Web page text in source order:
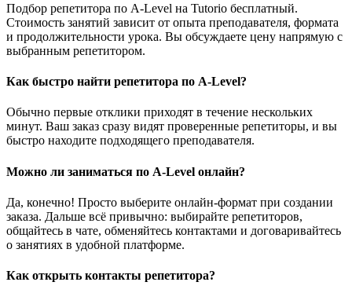
Подбор репетитора по A-Level на Tutorio бесплатный.
Стоимость занятий зависит от опыта преподавателя, формата
и продолжительности урока. Вы обсуждаете цену напрямую с
выбранным репетитором.
Как быстро найти репетитора по A-Level?
Обычно первые отклики приходят в течение нескольких
минут. Ваш заказ сразу видят проверенные репетиторы, и вы
быстро находите подходящего преподавателя.
Можно ли заниматься по A-Level онлайн?
Да, конечно! Просто выберите онлайн-формат при создании
заказа. Дальше всё привычно: выбирайте репетиторов,
общайтесь в чате, обменяйтесь контактами и договаривайтесь
о занятиях в удобной платформе.
Как открыть контакты репетитора?